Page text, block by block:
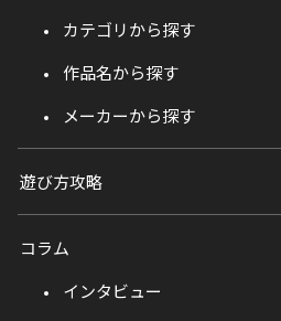
カテゴリから探す
作品名から探す
メーカーから探す
遊び方攻略
コラム
インタビュー